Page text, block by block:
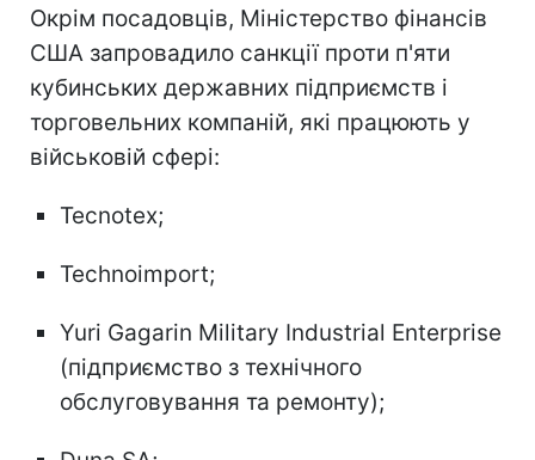
Окрім посадовців, Міністерство фінансів
США запровадило санкції проти п'яти
кубинських державних підприємств і
торговельних компаній, які працюють у
військовій сфері:
Tecnotex;
Technoimport;
Yuri Gagarin Military Industrial Enterprise
(підприємство з технічного
обслуговування та ремонту);